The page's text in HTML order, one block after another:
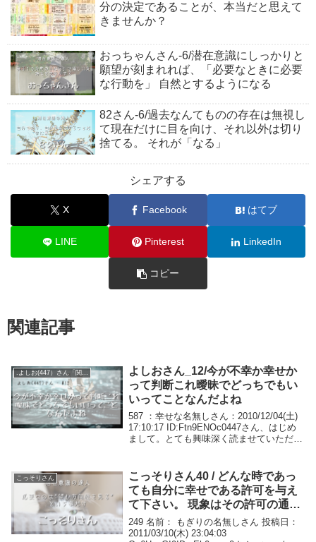
分の決定であることが、本当だと思えて
きませんか？
おっちゃんさん-6/潜在意識にしっかりと
願望が刻まれれば、「必要なときに必要
な行動を」 自然とするようになる
82さん-6/過去なんてものの存在は無視し
て現在だけに目を向け、それ以外は切り
捨てる。 それが「なる」
シェアする
X Facebook はてブ
LINE Pinterest LinkedIn
コピー
関連記事
よしおさん_12/今が不幸か幸せか
って判断これ曖昧でどっちでもい
いってことなんだよね
587 ：幸せな名無しさん：2010/12/04(土)
17:10:17 ID:Ftn9ENOc0447さん、はじめ
まして。とても興味深く読ませていただい
れず毎日が...
こっそりさん
こっそりさん40 / どんな時であっ
ても自分に幸せである許可を与え
て下さい。 現象はその許可の通り
になるだけなんですから
249 名前： もぎりの名無しさん 投稿日：
2011/03/10(木) 23:04:03